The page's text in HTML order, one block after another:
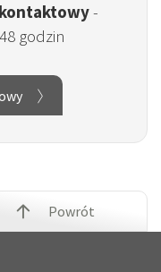
-
godzin
Powrót